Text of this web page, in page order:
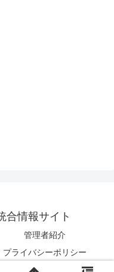
合情報サイト
管理者紹介
プライバシーポリシー